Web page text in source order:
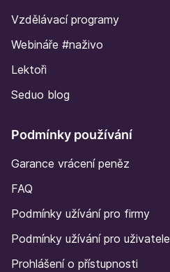
Vzdělávací programy
Webináře #naživo
Lektoři
Seduo blog
Podmínky používání
Garance vrácení peněz
FAQ
Podmínky užívání pro firmy
Podmínky užívání pro uživatele
Prohlášení o přístupnosti